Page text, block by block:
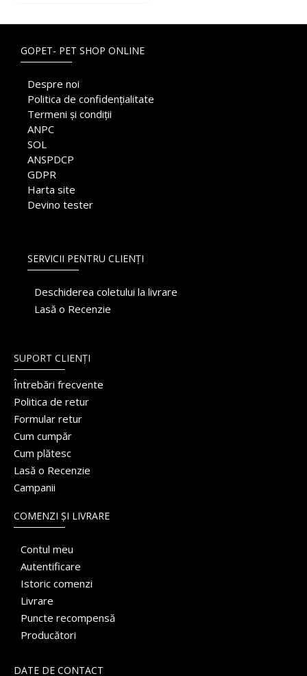
GOPET- PET SHOP ONLINE
Despre noi
Politica de confidențialitate
Termeni și condiții
ANPC
SOL
ANSPDCP
GDPR
Harta site
Devino tester
SERVICII PENTRU CLIENȚI
Deschiderea coletului la livrare
Lasă o Recenzie
SUPORT CLIENȚI
Întrebări frecvente
Politica de retur
Formular retur
Cum cumpăr
Cum plătesc
Lasă o Recenzie
Campanii
COMENZI ȘI LIVRARE
Contul meu
Autentificare
Istoric comenzi
Livrare
Puncte recompensă
Producători
DATE DE CONTACT